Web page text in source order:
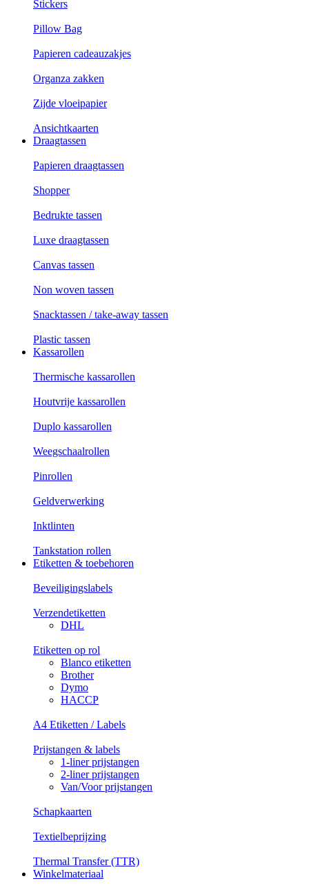
Stickers
Pillow Bag
Papieren cadeauzakjes
Organza zakken
Zijde vloeipapier
Ansichtkaarten
Draagtassen
Papieren draagtassen
Shopper
Bedrukte tassen
Luxe draagtassen
Canvas tassen
Non woven tassen
Snacktassen / take-away tassen
Plastic tassen
Kassarollen
Thermische kassarollen
Houtvrije kassarollen
Duplo kassarollen
Weegschaalrollen
Pinrollen
Geldverwerking
Inktlinten
Tankstation rollen
Etiketten & toebehoren
Beveiligingslabels
Verzendetiketten
DHL
Etiketten op rol
Blanco etiketten
Brother
Dymo
HACCP
A4 Etiketten / Labels
Prijstangen & labels
1-liner prijstangen
2-liner prijstangen
Van/Voor prijstangen
Schapkaarten
Textielbeprijzing
Thermal Transfer (TTR)
Winkelmateriaal